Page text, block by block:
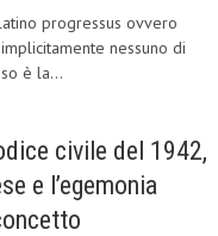
progressus ovvero
nessuno di
è la...
civile del 1942,
e l’egemonia